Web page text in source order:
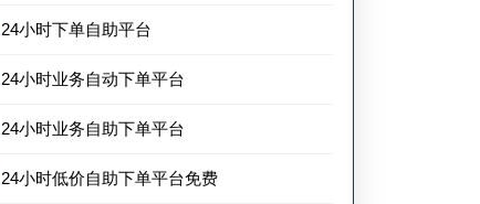
24小时下单自助平台
24小时业务自动下单平台
24小时业务自助下单平台
24小时低价自助下单平台免费